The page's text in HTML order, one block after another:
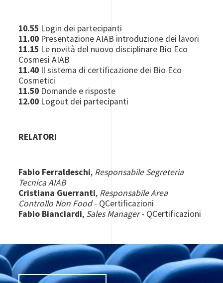
10.55 Login dei partecipanti
11.00 Presentazione AIAB introduzione dei lavori
11.15 Le novità del nuovo disciplinare Bio Eco
Cosmesi AIAB
11.40 Il sistema di certificazione dei Bio Eco
Cosmetici
11.50 Domande e risposte
12.00 Logout dei partecipanti
RELATORI
Fabio Ferraldeschi, Responsabile Segreteria
Tecnica AIAB
Cristiana Guerranti, Responsabile Area
Controllo Non Food- QCertificazioni
Fabio Bianciardi, Sales Manager- QCertificazioni